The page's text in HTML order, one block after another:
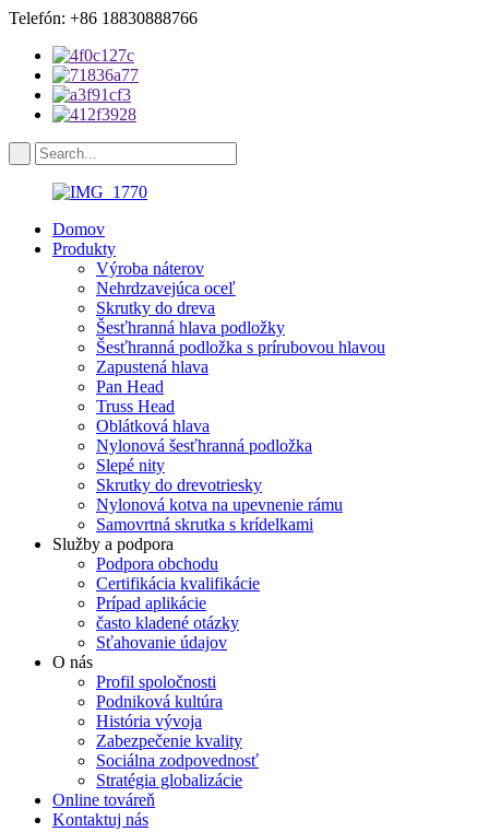
Telefón: +86 18830888766
Domov
Produkty
Výroba náterov
Nehrdzavejúca oceľ
Skrutky do dreva
Šesťhranná hlava podložky
Šesťhranná podložka s prírubovou hlavou
Zapustená hlava
Pan Head
Truss Head
Oblátková hlava
Nylonová šesťhranná podložka
Slepé nity
Skrutky do drevotriesky
Nylonová kotva na upevnenie rámu
Samovrtná skrutka s krídelkami
Služby a podpora
Podpora obchodu
Certifikácia kvalifikácie
Prípad aplikácie
často kladené otázky
Sťahovanie údajov
O nás
Profil spoločnosti
Podniková kultúra
História vývoja
Zabezpečenie kvality
Sociálna zodpovednosť
Stratégia globalizácie
Online továreň
Kontaktuj nás